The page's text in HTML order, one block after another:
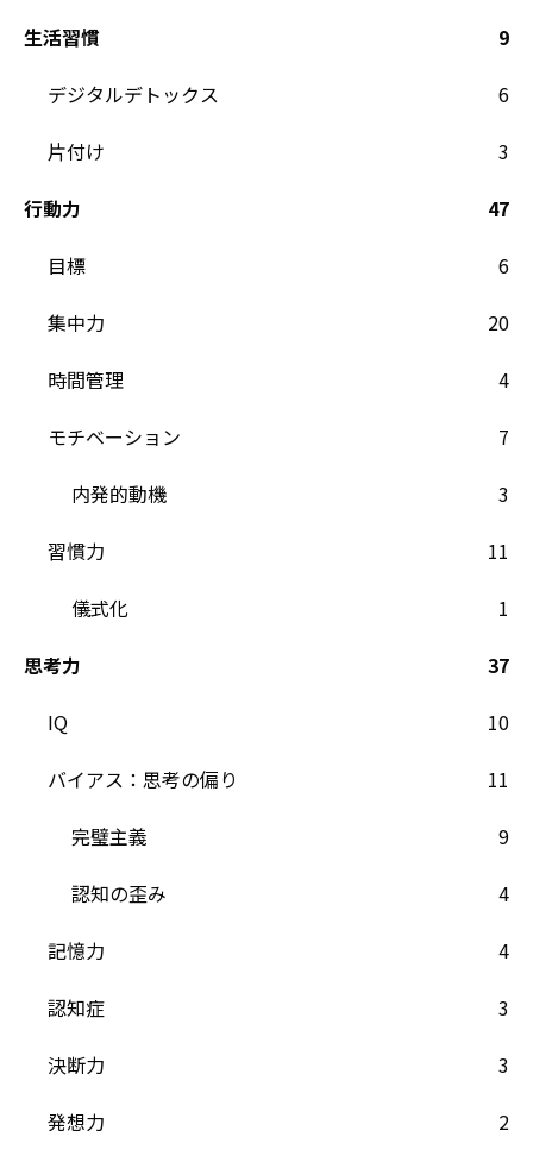
生活習慣
9
デジタルデトックス
6
片付け
3
行動力
47
目標
6
集中力
20
時間管理
4
モチベーション
7
内発的動機
3
習慣力
11
儀式化
1
思考力
37
IQ
10
バイアス：思考の偏り
11
完璧主義
9
認知の歪み
4
記憶力
4
認知症
3
決断力
3
発想力
2